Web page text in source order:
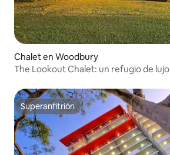
Chalet en Woodbury
The Lookout Chalet: un refugio de lujo
Superanfitrión
Superanfitrión